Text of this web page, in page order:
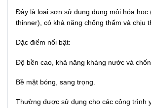
Đây là loại sơn sử dụng dung môi hóa học
thinner), có khả năng chống thấm và chịu
Đặc điểm nổi bật:
Độ bền cao, khả năng kháng nước và
Bề mặt bóng, sang trọng.
Thường được sử dụng cho các công trình